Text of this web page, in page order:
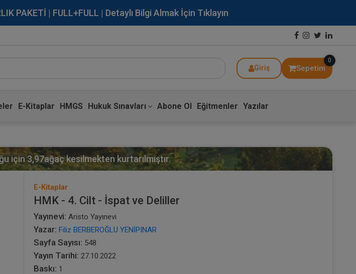
PAKETİ | FULL+FULL | Detaylı Bilgi Almak İçin Tıklayın
Giriş Sepetim
0
E-Kitaplar HMGS Hukuk Sınavları Abone Ol Eğitmenler Yazılar
için3,97ağaç kesilmekten kurtarılmıştır.
E-Kitaplar
HMK - 4. Cilt - İspat ve Deliller
Yayınevi: Aristo Yayınevi
Yazar: Filiz BERBEROĞLU YENİPINAR
Sayfa Sayısı: 548
Yayın Tarihi: 27.10.2022
Baskı: 1